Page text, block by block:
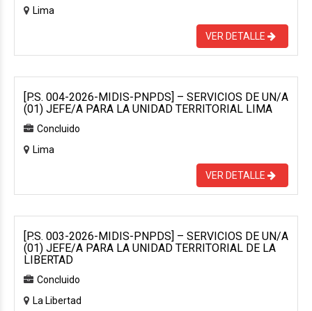
Lima
VER DETALLE
[P.S. 004-2026-MIDIS-PNPDS] – SERVICIOS DE UN/A
(01) JEFE/A PARA LA UNIDAD TERRITORIAL LIMA
Concluido
Lima
VER DETALLE
[P.S. 003-2026-MIDIS-PNPDS] – SERVICIOS DE UN/A
(01) JEFE/A PARA LA UNIDAD TERRITORIAL DE LA
LIBERTAD
Concluido
La Libertad